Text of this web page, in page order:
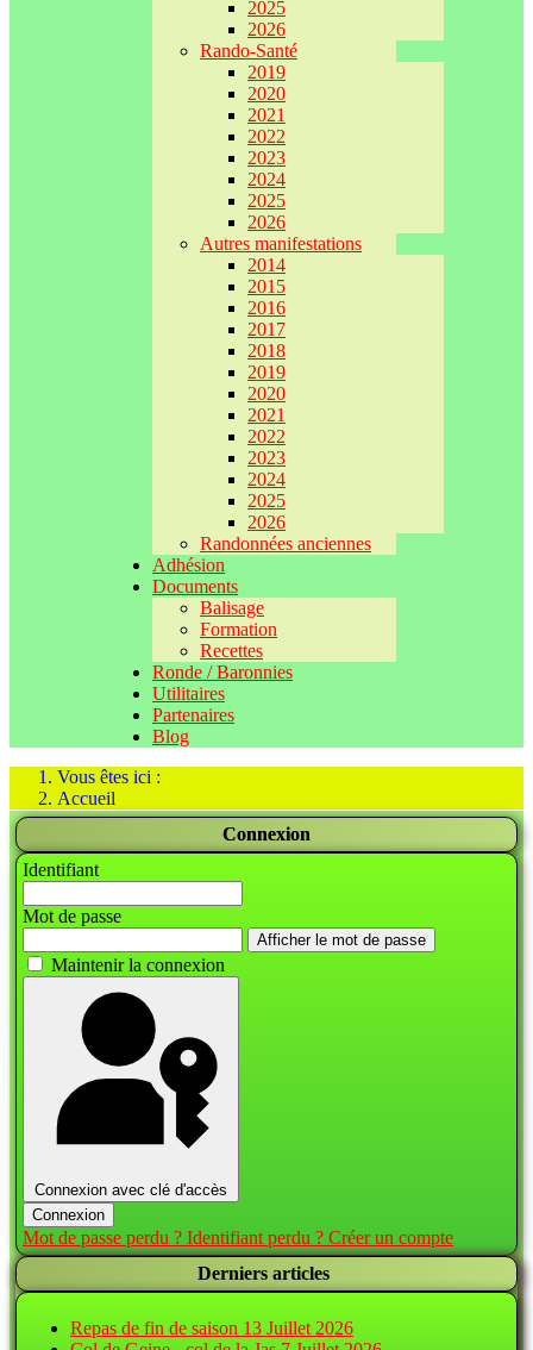
2025
2026
Rando-Santé
2019
2020
2021
2022
2023
2024
2025
2026
Autres manifestations
2014
2015
2016
2017
2018
2019
2020
2021
2022
2023
2024
2025
2026
Randonnées anciennes
Adhésion
Documents
Balisage
Formation
Recettes
Ronde / Baronnies
Utilitaires
Partenaires
Blog
Vous êtes ici :
Accueil
Connexion
Identifiant
Mot de passe
Afficher le mot de passe
Maintenir la connexion
Connexion avec clé d'accès
Connexion
Mot de passe perdu ? Identifiant perdu ? Créer un compte
Derniers articles
Repas de fin de saison 13 Juillet 2026